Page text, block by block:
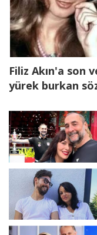
Filiz Akın'a son
yürek burkan